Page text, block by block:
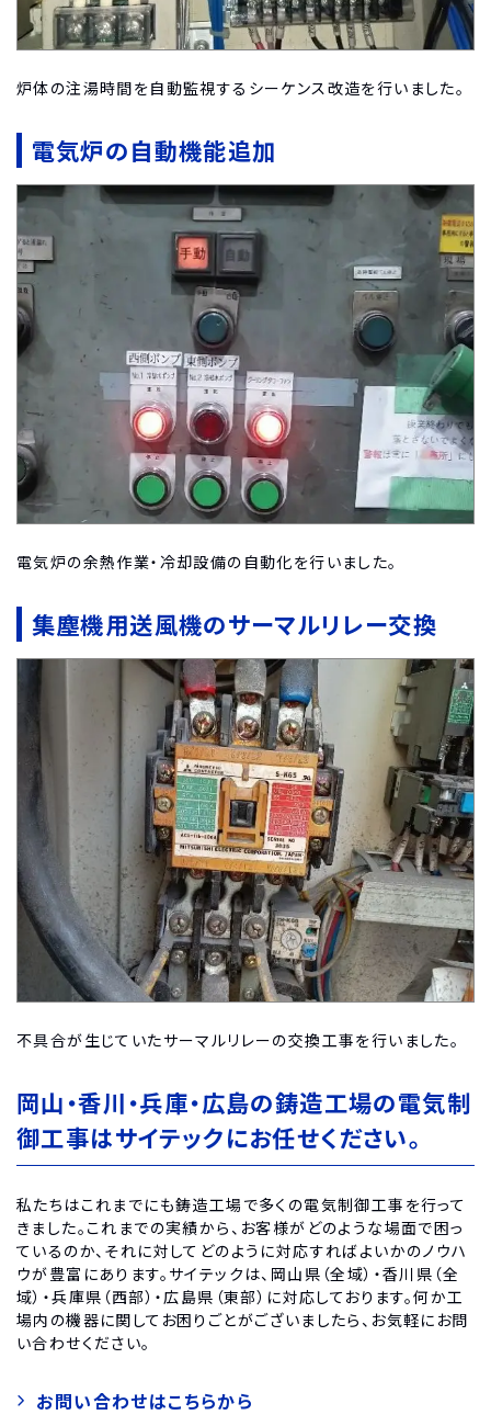
炉体の注湯時間を自動監視するシーケンス改造を行いました。
電気炉の自動機能追加
電気炉の余熱作業・冷却設備の自動化を行いました。
集塵機用送風機のサーマルリレー交換
不具合が生じていたサーマルリレーの交換工事を行いました。
岡山・香川・兵庫・広島の鋳造工場の電気制
御工事はサイテックにお任せください。
私たちはこれまでにも鋳造工場で多くの電気制御工事を行って
きました。これまでの実績から、お客様がどのような場面で困っ
ているのか、それに対してどのように対応すればよいかのノウハ
ウが豊富にあります。サイテックは、岡山県（全域）・香川県（全
域）・兵庫県（西部）・広島県（東部）に対応しております。何か工
場内の機器に関してお困りごとがございましたら、お気軽にお問
い合わせください。
お問い合わせはこちらから